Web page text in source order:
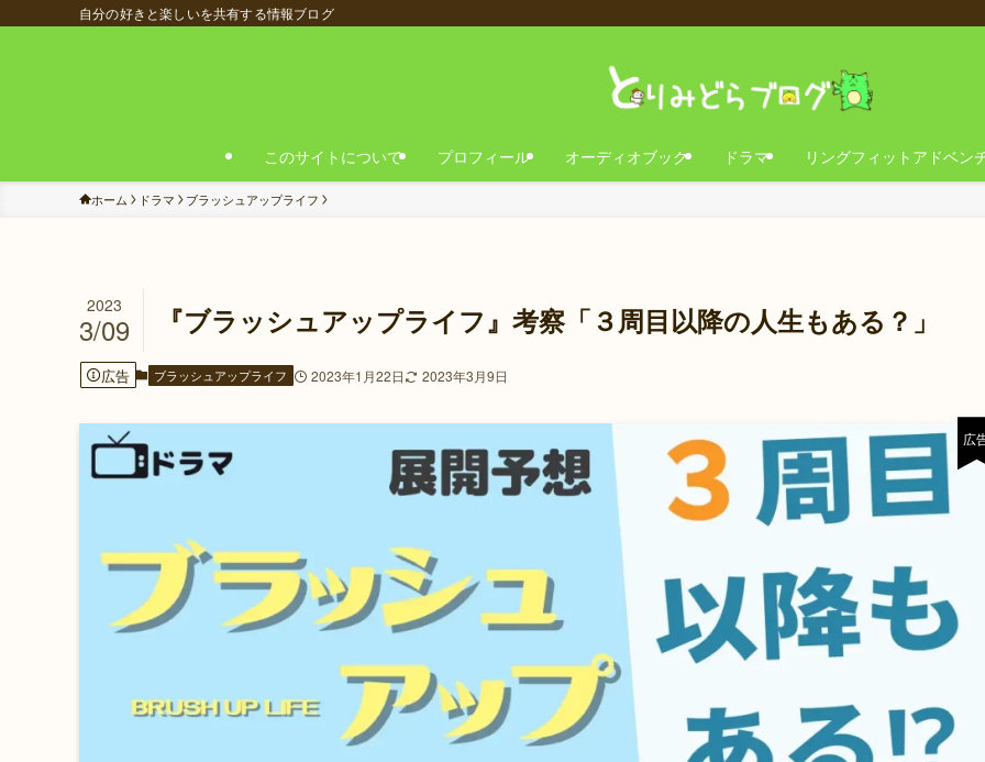
自分の好きと楽しいを共有する情報ブログ
このサイトについて プロフィール オーディオブック ドラマ リングフィットアドベン
ホーム ドラマ ブラッシュアップライフ
『ブラッシュアップライフ』考察「３周目以降の人生もある？」
2023
3/09
広告 ブラッシュアップライフ 2023年1月22日 2023年3月9日